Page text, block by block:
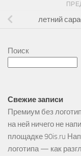
летний
Поиск
Свежие записи
Премиум без
на ней ничего не
площадке 90is.ru
логотипа — как